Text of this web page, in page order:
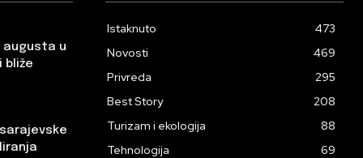
augusta u
bliže
sarajevske
Istaknuto
473
Novosti
469
Privreda
295
Best Story
208
Turizam i ekologija
88
Tehnologija
69